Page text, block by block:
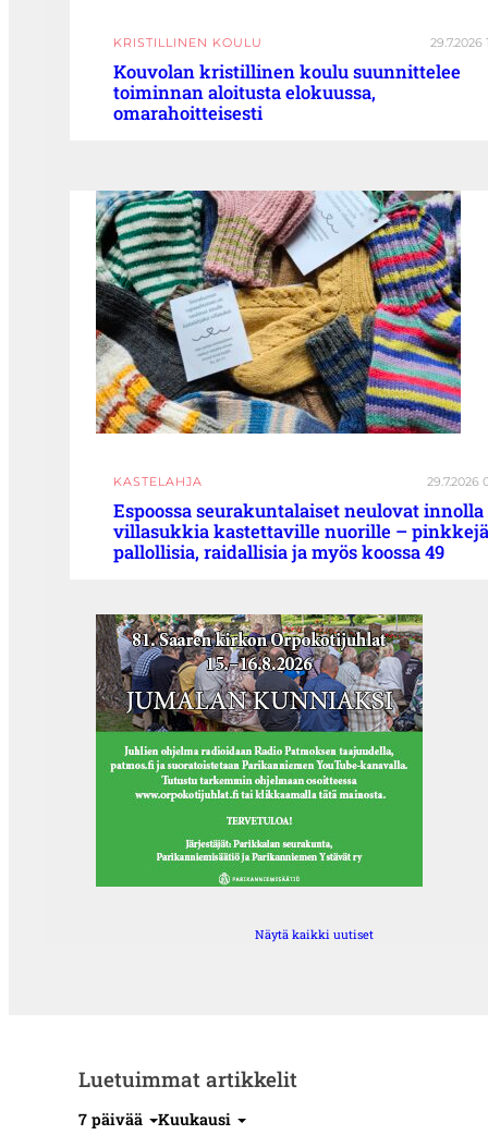
Luetuimmat artikkelit
7 päivää
Kuukausi
KRISTILLINEN KOULU 29.7.2026
Kouvolan kristillinen koulu suunnittelee
toiminnan aloitusta elokuussa,
omarahoitteisesti
KASTELAHJA 29.7.2026
Espoossa seurakuntalaiset neulovat innolla
villasukkia kastettaville nuorille –
pallollisia, raidallisia ja myös koossa 49
Näytä kaikki uutiset